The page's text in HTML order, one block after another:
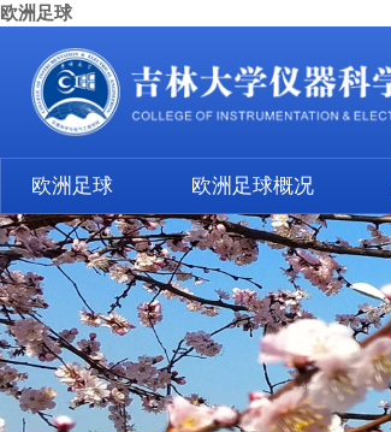
欧洲足球
欧洲足球 欧洲足球概况